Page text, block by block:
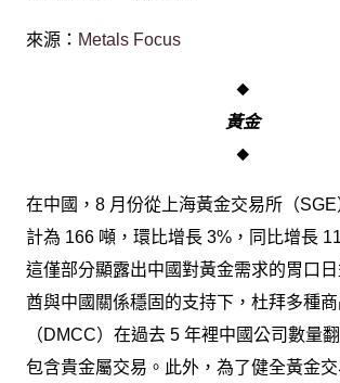
來源： Metals Focus
◆
黃金
◆
在中國，8 月份從上海黃金交易所（
計為 166 噸，環比增長 3%，同比增長
這僅部分顯露出中國對黃金需求的胃口
酋與中國關係穩固的支持下，杜拜多種
（DMCC）在過去 5 年裡中國公司數量
包含貴金屬交易。此外，為了健全黃金交